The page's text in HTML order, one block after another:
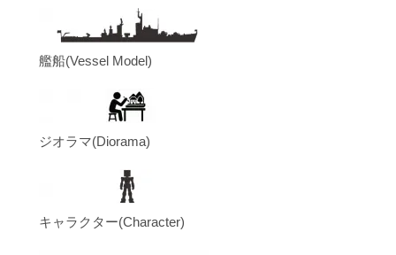
艦船(Vessel Model)
ジオラマ(Diorama)
キャラクター(Character)